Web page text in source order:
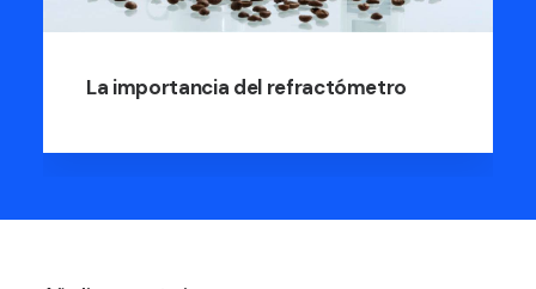
La importancia del refractómetro